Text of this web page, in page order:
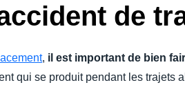
de
, il est important de bien
qui se produit pendant les trajets